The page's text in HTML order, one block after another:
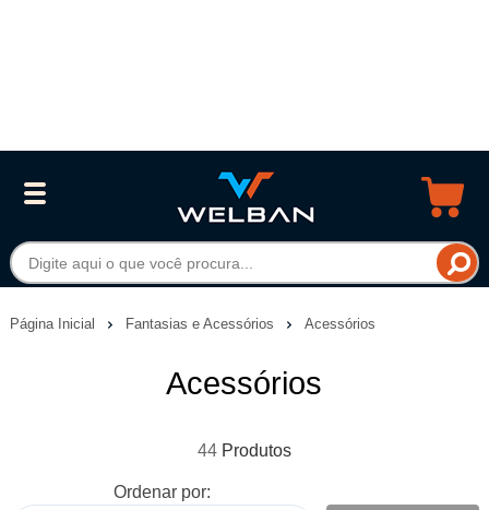
Página Inicial Fantasias e Acessórios Acessórios
Acessórios
44
Ordenar por: